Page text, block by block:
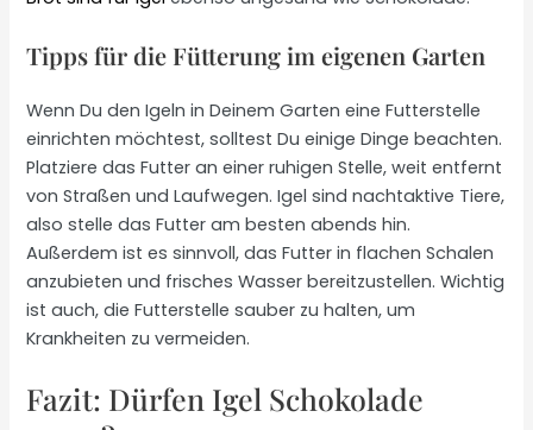
Tipps für die Fütterung im eigenen Garten
Wenn Du den Igeln in Deinem Garten eine Futterstelle
einrichten möchtest, solltest Du einige Dinge beachten.
Platziere das Futter an einer ruhigen Stelle, weit entfernt
von Straßen und Laufwegen. Igel sind nachtaktive Tiere,
also stelle das Futter am besten abends hin.
Außerdem ist es sinnvoll, das Futter in flachen Schalen
anzubieten und frisches Wasser bereitzustellen. Wichtig
ist auch, die Futterstelle sauber zu halten, um
Krankheiten zu vermeiden.
Fazit: Dürfen Igel Schokolade